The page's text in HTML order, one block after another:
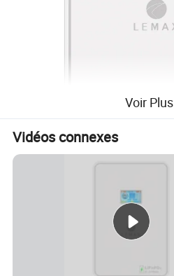
Voir Plus
Vidéos connexes